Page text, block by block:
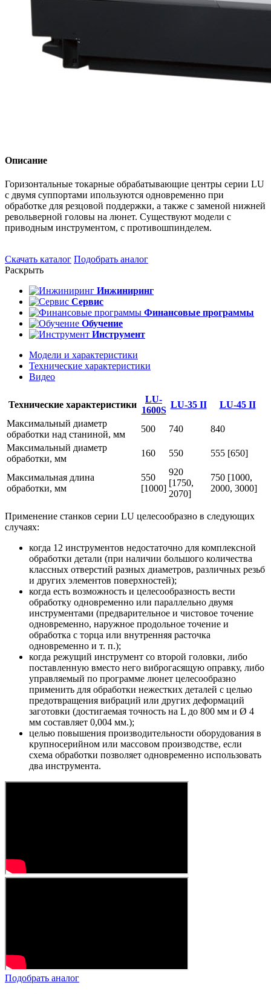
Описание
Горизонтальные токарные обрабатывающие центры серии LU
с двумя суппортами ипользуются одновременно при
обработке для резцовой поддержки, а также с заменой нижней
револьверной головы на люнет. Существуют модели с
приводным инструментом, с противошпинделем.
Скачать каталог Подобрать аналог
Раскрыть
Инжиниринг
Сервис
Финансовые программы
Обучение
Инструмент
Модели и характеристики
Технические характеристики
Видео
Технические характеристики
LU-
1600S
LU-35 II
LU-45 II
Максимальный диаметр
обработки над станиной, мм
500 740
840
Максимальный диаметр
обработки, мм
160 550 555 [650]
Максимальная длина
обработки, мм
550
[1000]
920
[1750,
2070]
750 [1000,
2000, 3000]
Применение станков серии LU целесообразно в следующих
случаях:
когда 12 инструментов недостаточно для комплексной
обработки детали (при наличии большого количества
классных отверстий разных диаметров, различных резьб
и других элементов поверхностей);
когда есть возможность и целесообразность вести
обработку одновременно или параллельно двумя
инструментами (предварительное и чистовое точение
одновременно, наружное продольное точение и
обработка с торца или внутренняя расточка
одновременно и т. п.);
когда режущий инструмент со второй головки, либо
поставленную вместо него виброгасящую оправку, либо
управляемый по программе люнет целесообразно
применить для обработки нежестких деталей с целью
предотвращения вибраций или других деформаций
заготовки (достигаемая точность на L до 800 мм и Ø 4
мм составляет 0,004 мм.);
целью повышения производительности оборудования в
крупносерийном или массовом производстве, если
схема обработки позволяет одновременно использовать
два инструмента.
Подобрать аналог